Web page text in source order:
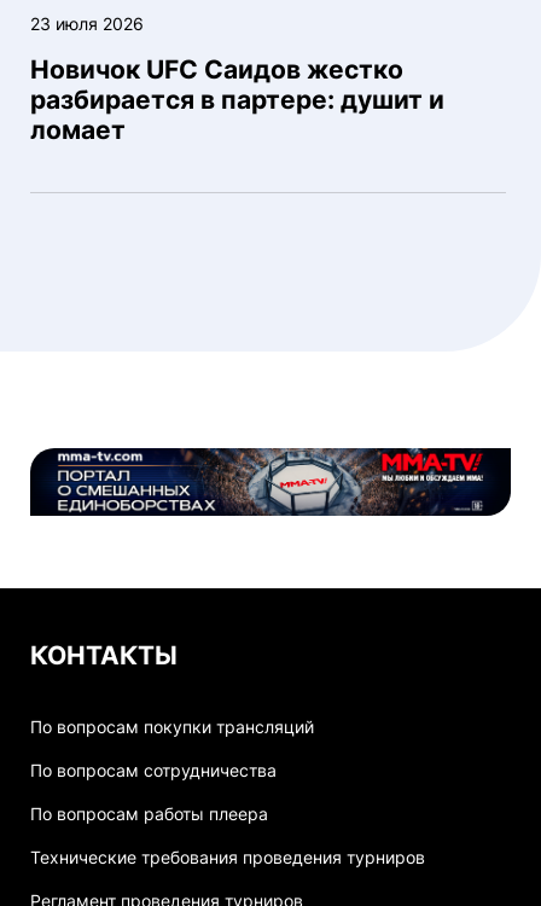
23 июля 2026
Новичок UFC Саидов жестко
разбирается в партере: душит и
ломает
КОНТАКТЫ
По вопросам покупки трансляций
По вопросам сотрудничества
По вопросам работы плеера
Технические требования проведения турниров
Регламент проведения турниров